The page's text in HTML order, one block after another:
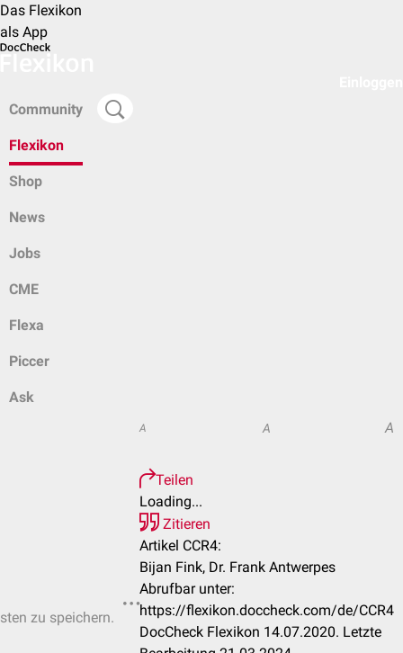
Das Flexikon
als App
Community
Flexikon
Shop
News
Jobs
CME
Flexa
Piccer
Ask
zu speichern.
A A A
Teilen
Loading...
Zitieren
Artikel CCR4:
Bijan Fink, Dr. Frank Antwerpes
Abrufbar unter:
https://flexikon.doccheck.com/de/CCR4
DocCheck Flexikon 14.07.2020. Letzte